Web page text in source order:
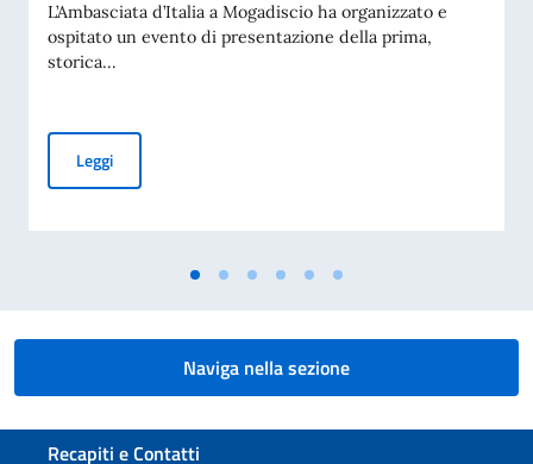
L’Ambasciata d’Italia a Mogadiscio ha organizzato e
ospitato un evento di presentazione della prima,
storica...
LeggiPresentazione della partecipazione Somala alla Biennale di
Naviga nella sezione
Sezione footer
Recapiti e Contatti